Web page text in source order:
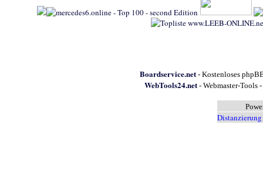
Boardservice.net - Kostenloses
WebTools24.net - Webmaster-Tools
Distanzierung